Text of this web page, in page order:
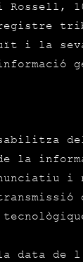
registre
i la
la data